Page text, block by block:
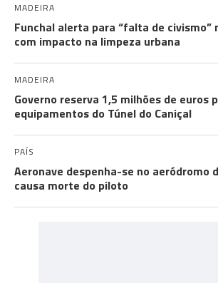
MADEIRA
Funchal alerta para “falta de civismo”
com impacto na limpeza urbana
MADEIRA
Governo reserva 1,5 milhões de euros
equipamentos do Túnel do Caniçal
PAÍS
Aeronave despenha-se no aeródromo
causa morte do piloto